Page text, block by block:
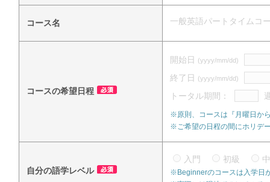
コース名 一般英語パートタイムコ
コースの希望日程
開始日 (yyyy/mm/dd)
終了日 (yyyy/mm/dd)
トータル期間：
※原則、コースは『月曜日か
※ご希望の日程の間にホリデ
自分の語学レベル
入門 初級
※Beginnerのコースは入学日